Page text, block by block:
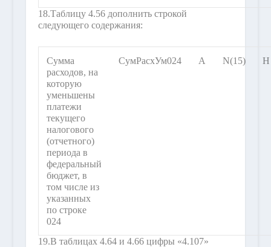
18.Таблицу 4.56 дополнить строкой
следующего содержания:
Сумма
расходов, на
которую
уменьшены
платежи
текущего
налогового
(отчетного)
периода в
федеральный
бюджет, в
том числе из
указанных
по строке
024
СумРасхУм024 А N(15) Н
19.В таблицах 4.64 и 4.66 цифры «4.107»